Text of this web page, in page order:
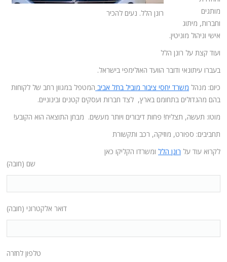
רונן הלל. נעים להכיר
מותגים
וחברות, מיתוג
אישי וניהול מוניטין.
ועוד קצת על רונן הלל
בעברו עיתונאי ודובר הוועד האולימפי בישראל.
כיום: מנהל משרד יחסי ציבור מוביל בתל אביב המטפל במגוון רחב של לקוחות
בהם מהגדולים בתחומם בארץ, לצד חברות ועסקים קטנים ובינוניים.
מוטו: תעשה, תצליח! פחות דיבורים ויותר מעשים. מבחן התוצאה הוא הקובע!
תחביבים: ספורט, מוזיקה, רכב ותקשורת
לקרוא עוד על רונן הלל ומשרדו הקליקו כאן
שם (חובה)
דואר אלקטרוני (חובה)
טלפון לחזרה